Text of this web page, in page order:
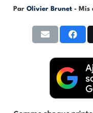
Par Olivier Brunet - Mis